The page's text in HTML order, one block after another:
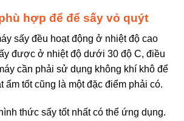
hợp để để sấy vỏ quýt
sấy đều hoạt động ở nhiệt độ cao
được ở nhiệt độ dưới 30 độ C, điều
cần phải sử dụng không khí khô để
ẩm tốt cũng là một đặc điểm phải có.
thức sấy tốt nhất có thể ứng dụng.